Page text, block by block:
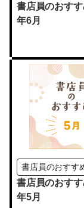
書店員のおす
年6月
書店員のおすす
書店員のおす
年5月